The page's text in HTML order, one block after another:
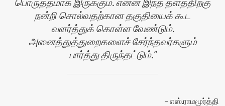
நன்றி சொல்வதற்கான தகுதியைக் கூட
வளர்த்துக் கொள்ள வேண்டும்.
அனைத்துத்துறைகளைச் சேர்ந்தவர்களும்
பார்த்து திருந்தட்டும்.
எஸ்.ராமமூர்த்தி